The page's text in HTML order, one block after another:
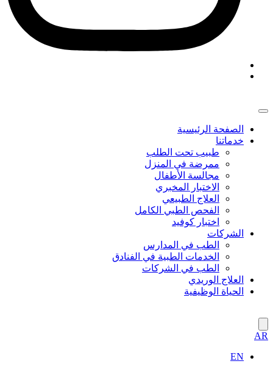
الصفحة الرئيسية
خدماتنا
طبيب تحت الطلب
ممرضة في المنزل
مجالسة الأطفال
الاختبار المخبري
العلاج الطبيعي
الفحص الطبي الكامل
اختبار كوفيد
الشركات
الطب في المدارس
الخدمات الطبية في الفنادق
الطب في الشركات
العلاج الوريدي
الحياة الوظيفية
AR
EN